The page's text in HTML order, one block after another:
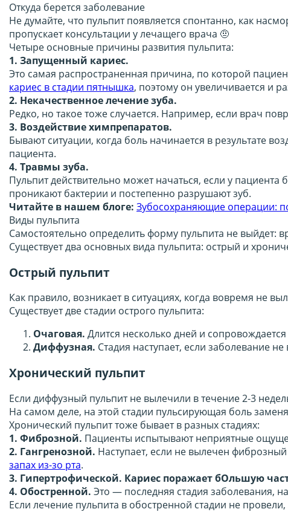
Откуда берется заболевание
Не думайте, что пульпит появляется спонтанно, как
пропускает консультации у лечащего врача 🤨
Четыре основные причины развития пульпита:
1. Запущенный кариес.
Это самая распространенная причина, по которой
кариес в стадии пятнышка, поэтому он увеличивается и
2. Некачественное лечение зуба.
Редко, но такое тоже случается. Например, если врач
3. Воздействие химпрепаратов.
Бывают ситуации, когда боль начинается в результате
пациента.
4. Травмы зуба.
Пульпит действительно может начаться, если у
проникают бактерии и постепенно разрушают зуб.
Читайте в нашем блоге: Зубосохраняющие операции:
Виды пульпита
Самостоятельно определить форму пульпита не выйдет:
Существует два основных вида пульпита: острый и
Острый пульпит
Как правило, возникает в ситуациях, когда вовремя не
Существует две стадии острого пульпита:
Очаговая. Длится несколько дней и
Диффузная. Стадия наступает, если заболевание
Хронический пульпит
Если диффузный пульпит не вылечили в течение 2-3
На самом деле, на этой стадии пульсирующая боль
Хронический пульпит тоже бывает в разных стадиях:
1. Фиброзной. Пациенты испытывают неприятные
2. Гангренозной. Наступает, если не вылечен
запах из-зо рта.
3. Гипертрофической. Кариес поражает бОльшую
4. Обостренной. Это — последняя стадия заболевания,
Если лечение пульпита в обостренной стадии не